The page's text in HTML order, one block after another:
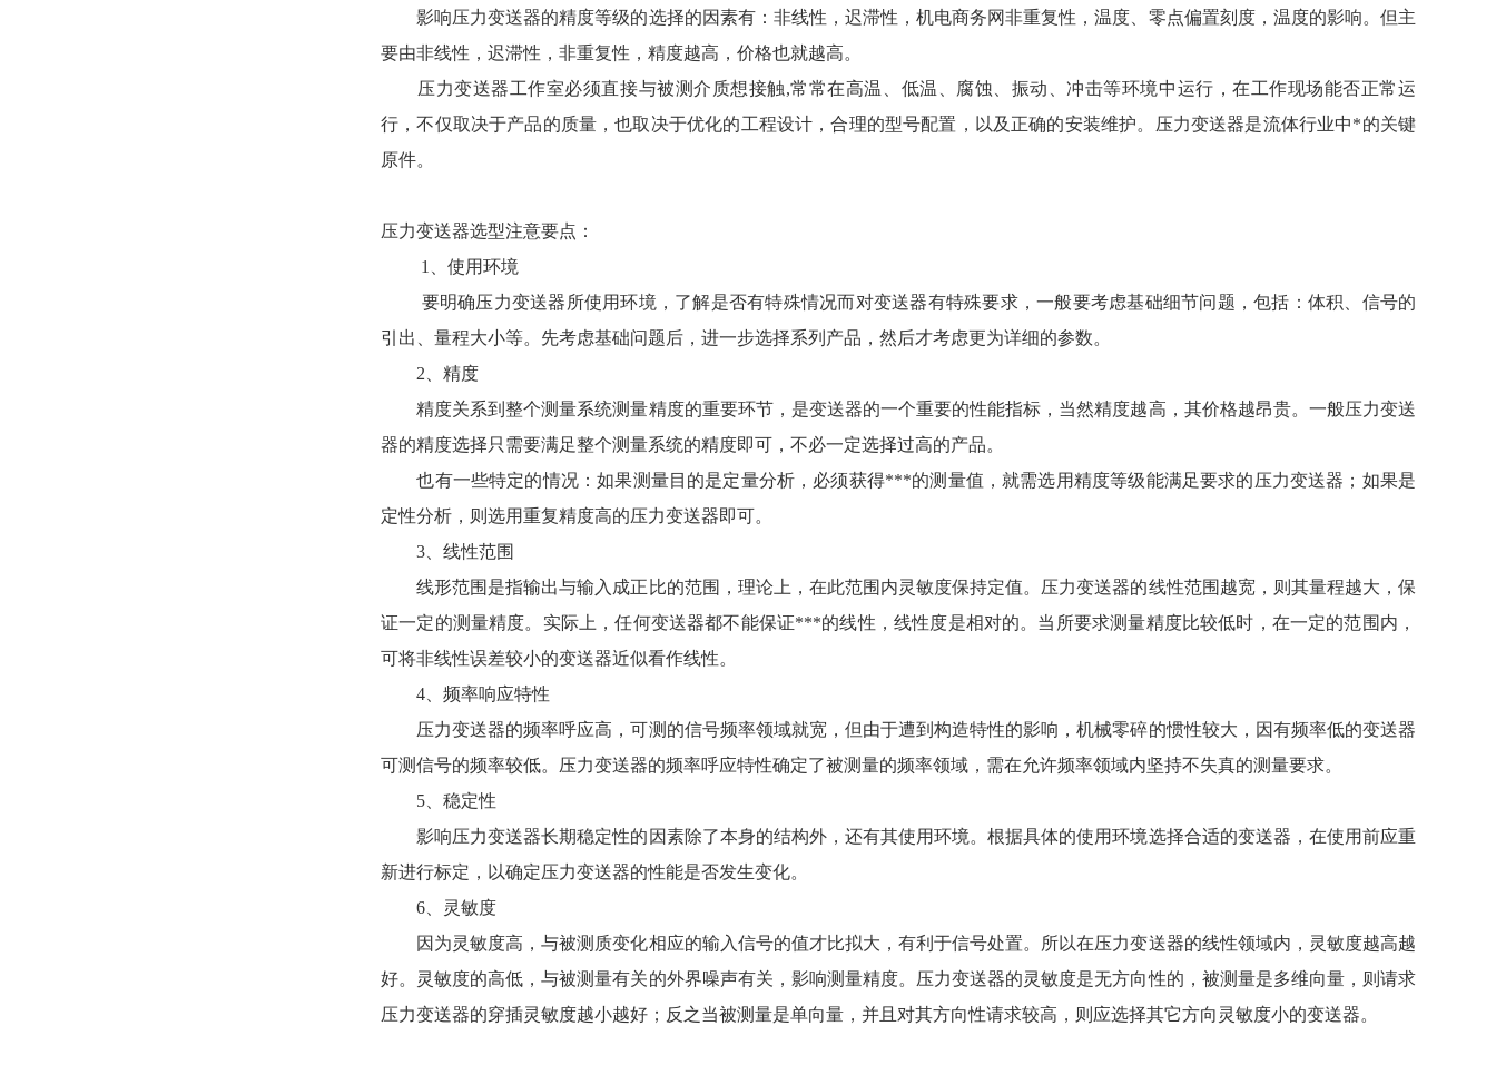
影响压力变送器的精度等级的选择的因素有：非线性，迟滞性，机电商务网非重复性，温度、零点偏置刻度，温度的影响。但主
要由非线性，迟滞性，非重复性，精度越高，价格也就越高。
压力变送器工作室必须直接与被测介质想接触,常常在高温、低温、腐蚀、振动、冲击等环境中运行，在工作现场能否正常运
行，不仅取决于产品的质量，也取决于优化的工程设计，合理的型号配置，以及正确的安装维护。压力变送器是流体行业中*的关键
原件。
压力变送器选型注意要点：
1、使用环境
要明确压力变送器所使用环境，了解是否有特殊情况而对变送器有特殊要求，一般要考虑基础细节问题，包括：体积、信号的
引出、量程大小等。先考虑基础问题后，进一步选择系列产品，然后才考虑更为详细的参数。
2、精度
精度关系到整个测量系统测量精度的重要环节，是变送器的一个重要的性能指标，当然精度越高，其价格越昂贵。一般压力变送
器的精度选择只需要满足整个测量系统的精度即可，不必一定选择过高的产品。
也有一些特定的情况：如果测量目的是定量分析，必须获得***的测量值，就需选用精度等级能满足要求的压力变送器；如果是
定性分析，则选用重复精度高的压力变送器即可。
3、线性范围
线形范围是指输出与输入成正比的范围，理论上，在此范围内灵敏度保持定值。压力变送器的线性范围越宽，则其量程越大，保
证一定的测量精度。实际上，任何变送器都不能保证***的线性，线性度是相对的。当所要求测量精度比较低时，在一定的范围内，
可将非线性误差较小的变送器近似看作线性。
4、频率响应特性
压力变送器的频率呼应高，可测的信号频率领域就宽，但由于遭到构造特性的影响，机械零碎的惯性较大，因有频率低的变送器
可测信号的频率较低。压力变送器的频率呼应特性确定了被测量的频率领域，需在允许频率领域内坚持不失真的测量要求。
5、稳定性
影响压力变送器长期稳定性的因素除了本身的结构外，还有其使用环境。根据具体的使用环境选择合适的变送器，在使用前应重
新进行标定，以确定压力变送器的性能是否发生变化。
6、灵敏度
因为灵敏度高，与被测质变化相应的输入信号的值才比拟大，有利于信号处置。所以在压力变送器的线性领域内，灵敏度越高越
好。灵敏度的高低，与被测量有关的外界噪声有关，影响测量精度。压力变送器的灵敏度是无方向性的，被测量是多维向量，则请求
压力变送器的穿插灵敏度越小越好；反之当被测量是单向量，并且对其方向性请求较高，则应选择其它方向灵敏度小的变送器。